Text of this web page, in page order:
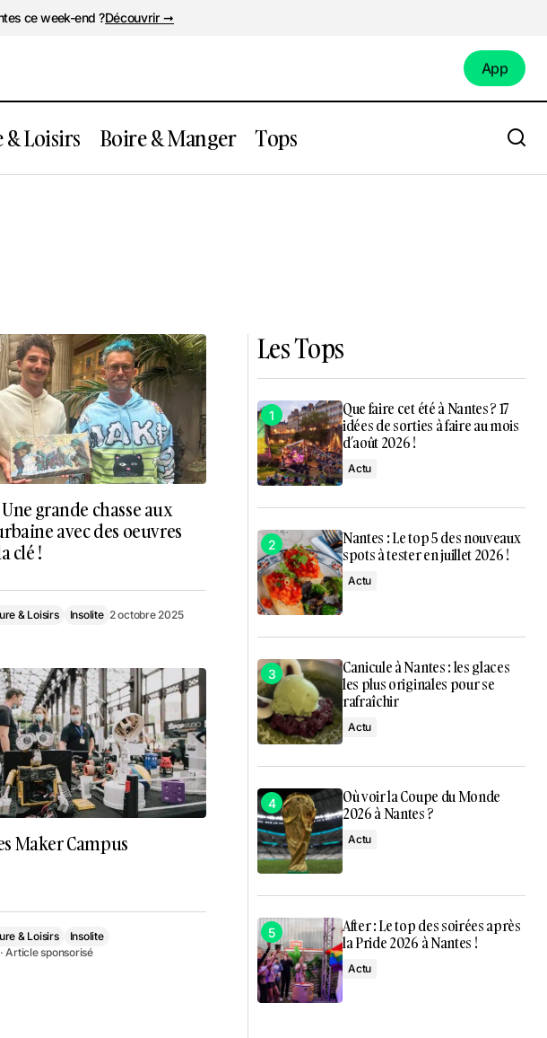
ce week-end ?Découvrir ➞
App
Loisirs Boire & Manger Tops
grande chasse aux
avec des oeuvres
clé !
& Loisirs Insolite 2 octobre 2025
Maker Campus
& Loisirs
Insolite
· Article sponsorisé
Les Tops
Que faire cet été à Nantes ? 17
idées de sorties à faire au mois
d’août 2026 !
Actu
Nantes : Le top 5 des nouveaux
spots à tester en juillet 2026 !
Actu
Canicule à Nantes : les glaces
les plus originales pour se
rafraîchir
Actu
Où voir la Coupe du Monde
2026 à Nantes ?
Actu
After : Le top des soirées après
la Pride 2026 à Nantes !
Actu